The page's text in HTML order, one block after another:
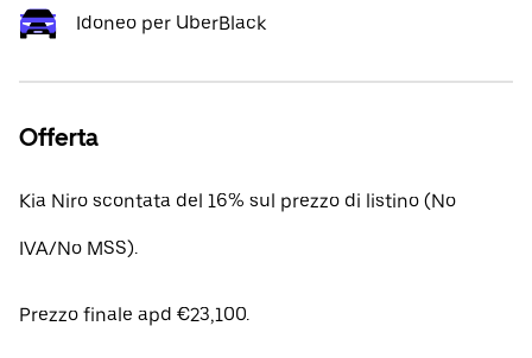
Idoneo per UberBlack
Offerta
Kia Niro scontata del 16% sul prezzo di listino (No
IVA/No MSS).
Prezzo finale apd €23,100.